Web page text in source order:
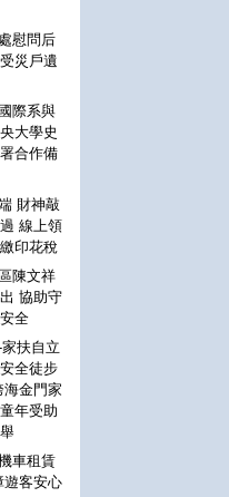
慰問后
災戶遺
際系與
大學史
合作備
財神敲
線上領
印花稅
陳文祥
協助守
全
扶自立
全徒步
海金門家
年受助
車租賃
遊客安心